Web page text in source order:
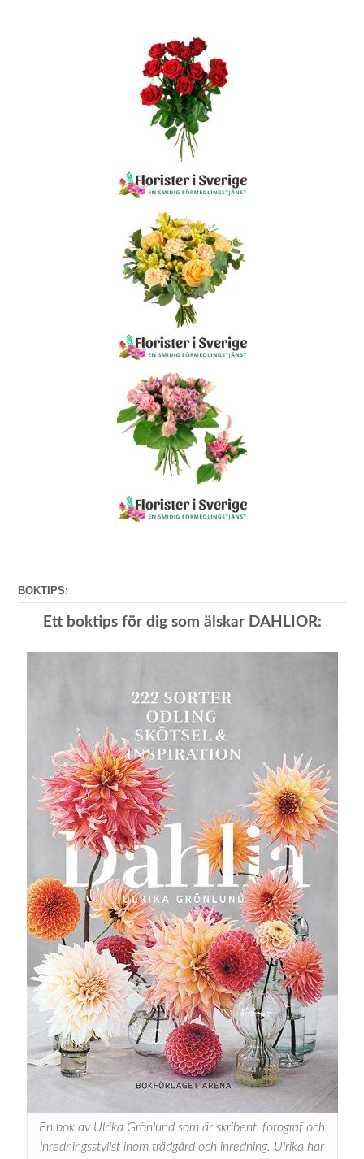
BOKTIPS:
Ett boktips för dig som älskar DAHLIOR:
En bok av Ulrika Grönlund som är skribent, fotograf och
inredningsstylist inom trädgård och inredning. Ulrika har